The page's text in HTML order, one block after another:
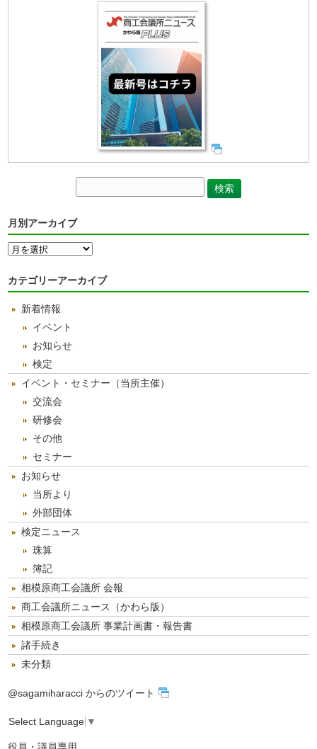
月別アーカイブ
月
ー
イ
カテゴリーアーカイブ
新着情報
イベント
お知らせ
検定
イベント・セミナー（当所主催）
交流会
研修会
その他
セミナー
お知らせ
当所より
外部団体
検定ニュース
珠算
簿記
相模原商工会議所 会報
商工会議所ニュース（かわら版）
相模原商工会議所 事業計画書・報告書
諸手続き
未分類
@sagamiharacci からのツイート
Select Language ▼
役員・議員専用